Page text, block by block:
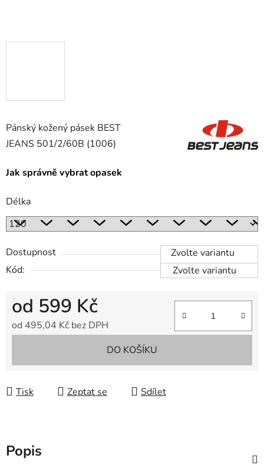
Pánský kožený pásek BEST
JEANS 501/2/60B (1006)
Jak správně vybrat opasek
Délka
Dostupnost
Zvolte variantu
Kód:
Zvolte variantu
od 599 Kč
od 495,04 Kč bez DPH
DO KOŠÍKU
Tisk Zeptat se Sdílet
Popis